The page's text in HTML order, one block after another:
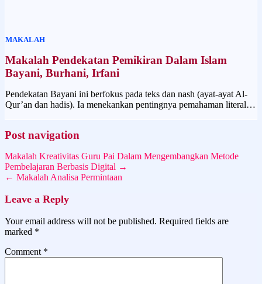
MAKALAH
Makalah Pendekatan Pemikiran Dalam Islam
Bayani, Burhani, Irfani
Pendekatan Bayani ini berfokus pada teks dan nash (ayat-ayat Al-
Qur’an dan hadis). Ia menekankan pentingnya pemahaman literal…
Post navigation
Makalah Kreativitas Guru Pai Dalam Mengembangkan Metode
Pembelajaran Berbasis Digital →
← Makalah Analisa Permintaan
Leave a Reply
Your email address will not be published. Required fields are
marked *
Comment *